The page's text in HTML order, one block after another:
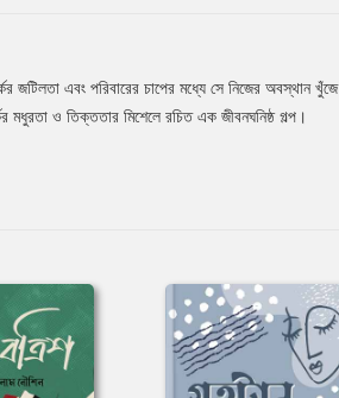
জটিলতা এবং পরিবারের চাপের মধ্যে সে নিজের অবস্থান
মধুরতা ও তিক্ততার মিশেলে রচিত এক জীবনঘনিষ্ঠ গল্প।